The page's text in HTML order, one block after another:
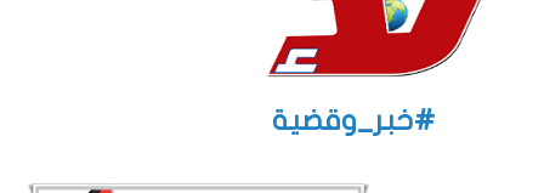
#خبر_وقضية